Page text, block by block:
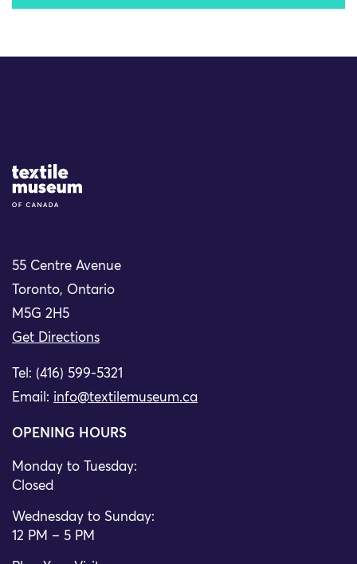
Site Logo
55 Centre Avenue
Toronto, Ontario
M5G 2H5
Get Directions
Tel: (416) 599-5321
Email: info@textilemuseum.ca
OPENING HOURS
Monday to Tuesday:
Closed
Wednesday to Sunday:
12 PM – 5 PM